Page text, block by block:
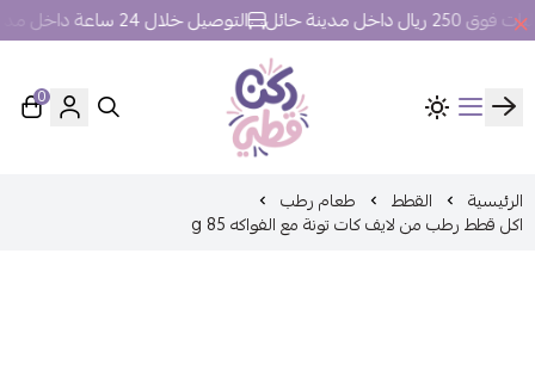
مدينة حائل التوصيل خلال 24 ساعة داخل مدينة حائل.
ركن قطي
0
الرئيسية القطط طعام رطب
اكل قطط رطب من لايف كات تونة مع الفواكه 85 g